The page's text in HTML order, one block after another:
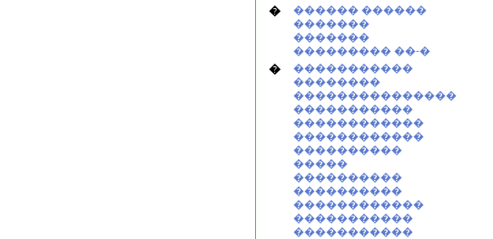
�
������ ������
�������
�������
��������� ��-�
�
�����������
��������
���������������
�����������
������������
������������
����������
�����
����������
����������
������������
�����������
�����������